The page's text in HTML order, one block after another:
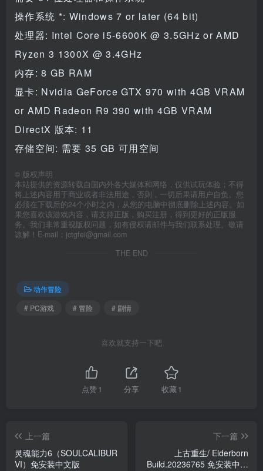
操作系统 *: Windows 7 or later (64 bit)
处理器: Intel Core i5-6600K @ 3.5GHz or AMD
Ryzen 3 1300X @ 3.4GHz
内存: 8 GB RAM
显卡: Nvidia GeForce GTX 970 with 4GB VRAM
or AMD Radeon R9 390 with 4GB VRAM
DirectX 版本: 11
存储空间: 需要 35 GB 可用空间
© 版权声明
本站提供的资源转载自国内外各大媒体和网络，仅供试玩体验；不得
将上述内容用于商业或者非法用途，否则，一切后果请用户自负。您
必须在下载后的24个小时之内，从您的电脑中彻底删除上述内容。如
果您喜欢该游戏内容，请支持正版，购买注册，得到更好的正版服
务。我们非常重视版权问题，如有侵权请邮件与我们联系处理。敬请
谅解！E-mail：jctgfei@gmail.com
THE END
动作冒险
# PC游戏
# 冒险 # 剧情
喜欢就支持一下吧
点赞1 分享 收藏1
上一篇
灵魂能力6（SOULCALIBUR
VI）免安装中文版
下一篇
上古重生/ Elderborn
Build.20236765 免安装中文